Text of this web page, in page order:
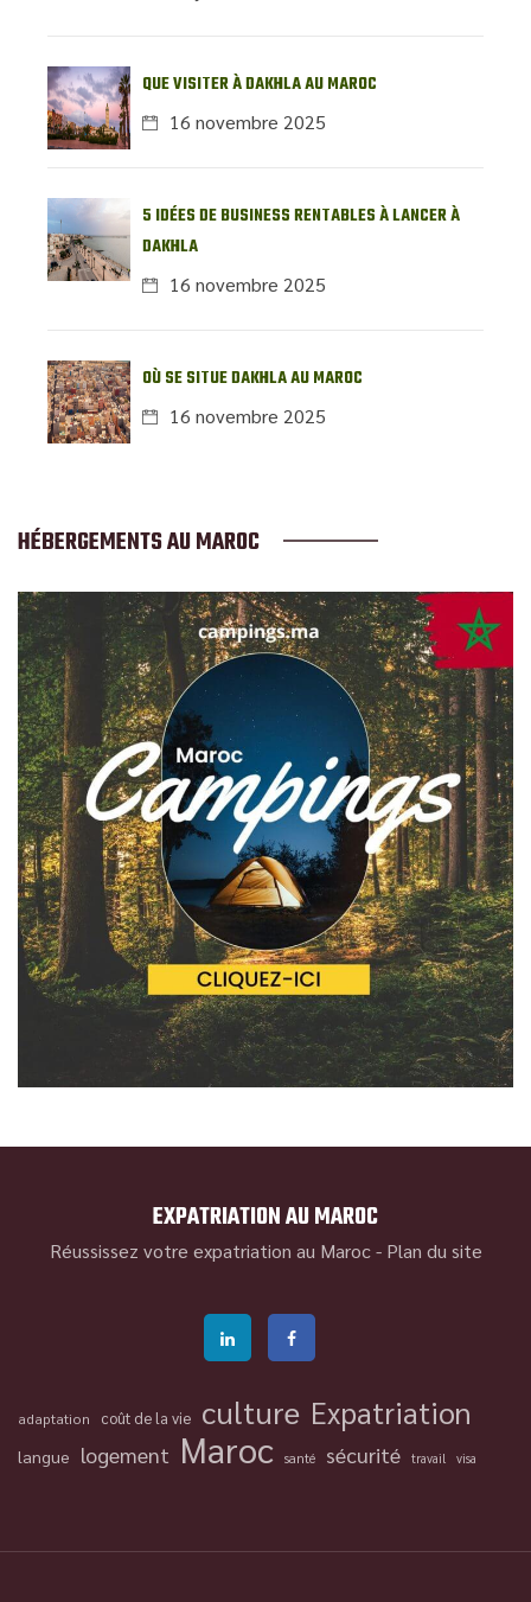
QUE VISITER À DAKHLA AU MAROC
16 novembre 2025
5 IDÉES DE BUSINESS RENTABLES À LANCER À
DAKHLA
16 novembre 2025
OÙ SE SITUE DAKHLA AU MAROC
16 novembre 2025
HÉBERGEMENTS AU MAROC
EXPATRIATION AU MAROC
Réussissez votre expatriation au Maroc - Plan du site
adaptation coût de la vie culture Expatriation
langue logement Maroc santé sécurité travail visa